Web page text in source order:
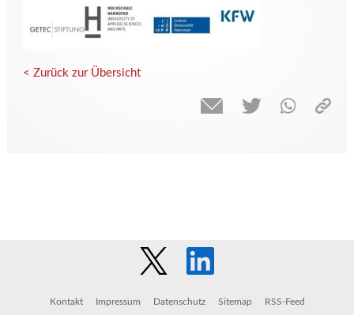
< Zurück zur Übersicht
Kontakt Impressum Datenschutz Sitemap RSS-Feed